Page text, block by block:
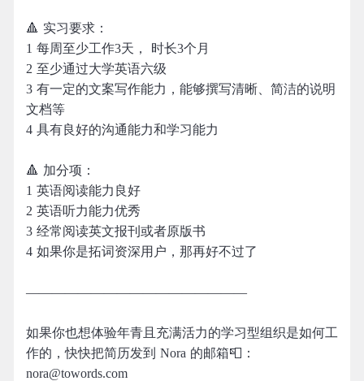
🔺 实习要求：
1 每周至少工作3天， 时长3个月
2 至少通过大学英语六级
3 有一定的文案写作能力，能够撰写清晰、简洁的说明
文档等
4 具有良好的沟通能力和学习能力
🔺 加分项：
1 英语阅读能力良好
2 英语听力能力优秀
3 经常阅读英文报刊或者原版书
4 如果你是拓词资深用户，那再好不过了
—————————————————
如果你也想体验年青且充满活力的学习型组织是如何工
作的，快快把简历发到 Nora 的邮箱📮：
nora@towords.com